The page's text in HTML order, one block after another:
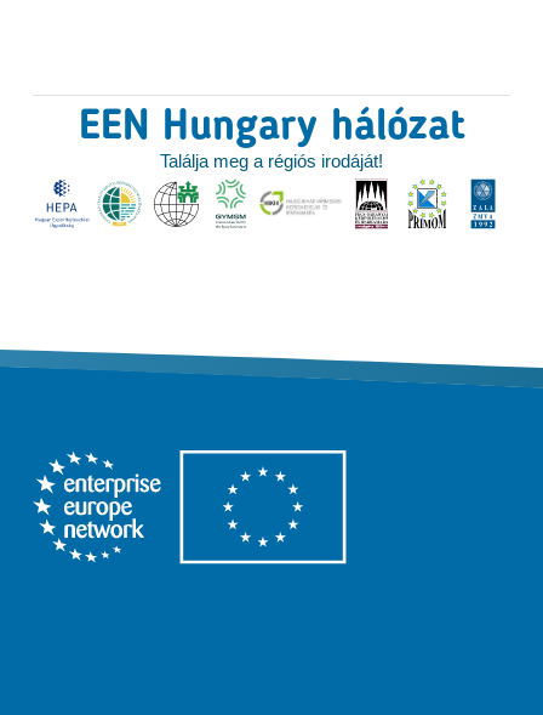
EEN Hungary hálózat
Találja meg a régiós irodáját!